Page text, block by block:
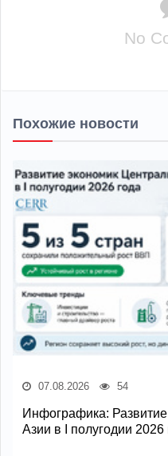
No
Похожие новости
07.08.2026 54
Инфографика:
Азии в I полугодии 2026